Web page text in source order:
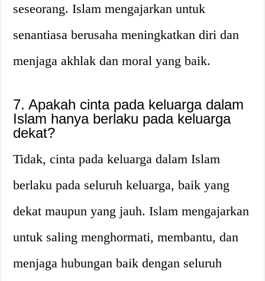
seseorang. Islam mengajarkan untuk
senantiasa berusaha meningkatkan diri dan
menjaga akhlak dan moral yang baik.
7. Apakah cinta pada keluarga dalam
Islam hanya berlaku pada keluarga
dekat?
Tidak, cinta pada keluarga dalam Islam
berlaku pada seluruh keluarga, baik yang
dekat maupun yang jauh. Islam mengajarkan
untuk saling menghormati, membantu, dan
menjaga hubungan baik dengan seluruh